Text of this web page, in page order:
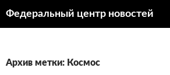
Федеральный центр новостей
Архив метки: Космос